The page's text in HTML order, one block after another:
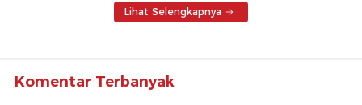
Lihat Selengkapnya
Komentar Terbanyak